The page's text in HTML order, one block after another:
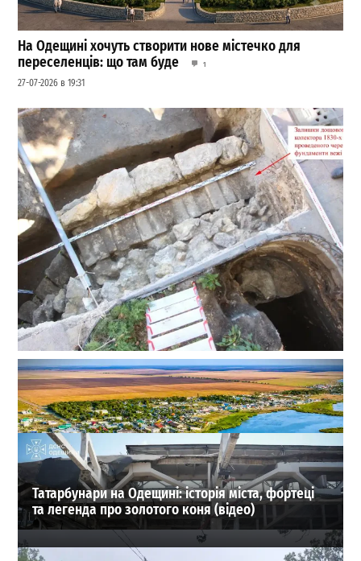
На Одещині хочуть створити нове містечко для
переселенців: що там буде
1
27-07-2026 в 19:31
Сенсація на Приморському бульварі: археологи
Одеси знайшли одну з веж Османського замку
Хаджибей
0
03-08-2026 в 08:49
ВИБІР РЕДАКЦІЇ
Татарбунари на Одещині: історія міста, фортеці
та легенда про золотого коня (відео)